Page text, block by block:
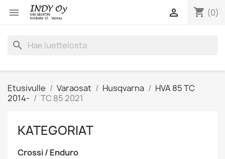
 shopping_cart (0)

search
Etusivulle Varaosat Husqvarna
HVA 85 TC
2014-
TC 85 2021
KATEGORIAT
Crossi / Enduro